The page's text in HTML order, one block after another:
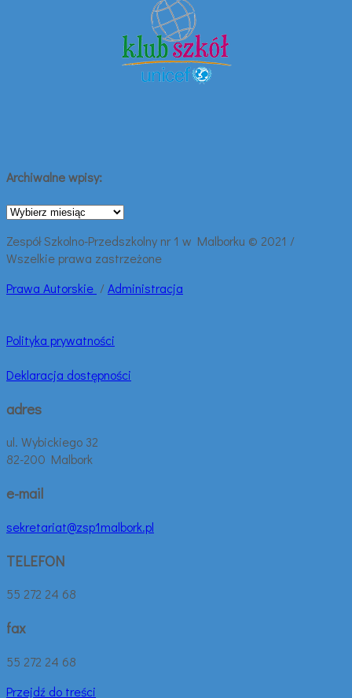
Archiwalne wpisy:
Archiwalne
Zespół Szkolno-Przedszkolny nr 1 w Malborku © 2021 /
Wszelkie prawa zastrzeżone
Prawa Autorskie /Administracja
Polityka prywatności
Deklaracja dostępności
adres
ul. Wybickiego 32
82-200 Malbork
e-mail
sekretariat@zsp1malbork.pl
TELEFON
55 272 24 68
fax
55 272 24 68
Przejdź do treści